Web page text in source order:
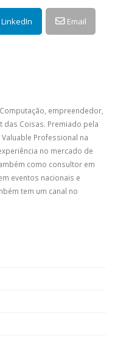
LinkedIn Email
empreendedor,
das Coisas. Premiado pela
Professional na
no mercado de
como consultor em
eventos nacionais e
tem um canal no